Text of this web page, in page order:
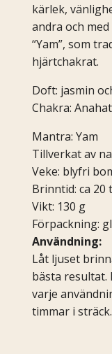
kärlek,
andra och
“Yam”, som
hjärtchakrat.
Doft: jasmin
Chakra:
Mantra: Yam
Tillverkat av
Veke: blyfri
Brinntid: ca 20
Vikt: 130 g
Förpackning:
Användning:
Låt ljuset
bästa resultat.
varje
timmar i sträck.